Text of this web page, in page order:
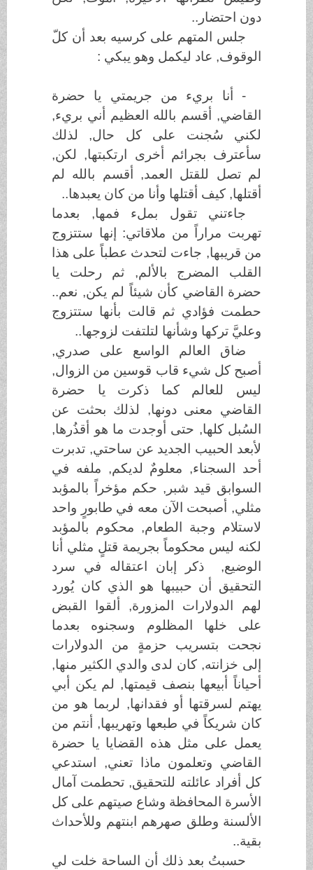
دون احتضار..
جلس المتهم على كرسيه بعد أن كلّ
الوقوف, عاد ليكمل وهو يبكي :
- أنا بريء من جريمتي يا حضرة
القاضي, أقسم بالله العظيم أني بريء,
لكني سُجنت على كل حال, لذلك
سأعترف بجرائم أخرى ارتكبتها, لكن,
لم تصل للقتل العمد, أقسم بالله لم
أقتلها, كيف أقتلها وأنا من كان يعبدها..
جاءتني تقول بملء فمها, بعدما
تهربت مراراً من ملاقاتي: إنها ستتزوج
من قريبها, جاءت لتحدث عطباً على هذا
القلب المضرج بالألم, ثم رحلت يا
حضرة القاضي كأن شيئاً لم يكن, نعم..
حطمت فؤادي ثم قالت بأنها ستتزوج
وعليَّ تركها وشأنها لتلتفت لزوجها..
ضاق العالم الواسع على صدري,
أصبح كل شيء قاب قوسين من الزوال,
ليس للعالم كما ذكرت يا حضرة
القاضي معنى دونها, لذلك بحثت عن
السُبل كلها, حتى أوجدت ما هو أقذُرها,
لأبعد الحبيب الجديد عن ساحتي, تدبرت
أحد السجناء, معلومٌ لديكم, ملفه في
السوابق قيد شبر, حكم مؤخراً بالمؤبد
مثلي, أصبحت الآن معه في طابورٍ واحد
لاستلام وجبة الطعام, محكوم بالمؤبد
لكنه ليس محكوماً بجريمة قتلٍ مثلي أنا
الوضيع, ذكر إبان اعتقاله في سرد
التحقيق أن حبيبها هو الذي كان يُورد
لهم الدولارات المزورة, ألقوا القبض
على خلها المظلوم وسجنوه بعدما
نجحت بتسريب حزمةٍ من الدولارات
إلى خزانته, كان لدى والدي الكثير منها,
أحياناً أبيعها بنصف قيمتها, لم يكن أبي
يهتم لسرقتها أو فقدانها, لربما هو من
كان شريكاً في طبعها وتهريبها, أنتم من
يعمل على مثل هذه القضايا يا حضرة
القاضي وتعلمون ماذا تعني, استدعي
كل أفراد عائلته للتحقيق, تحطمت آمال
الأسرة المحافظة وشاع صيتهم على كل
الألسنة وطلق صهرهم ابنتهم وللأحداث
بقية..
حسبتُ بعد ذلك أن الساحة خلت لي